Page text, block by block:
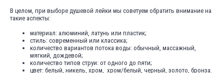
В целом, при выборе душевой лейки мы советуем обратить внимание на
такие аспекты:
материал: алюминий, латунь или пластик;
стиль: современный или классика;
количество вариантов потока воды: обычный, массажный,
мягкий, дождевой;
количество типов струи: от одного до пяти;
цвет: белый, никель, хром, хром/белый, черный, золото, бронза.